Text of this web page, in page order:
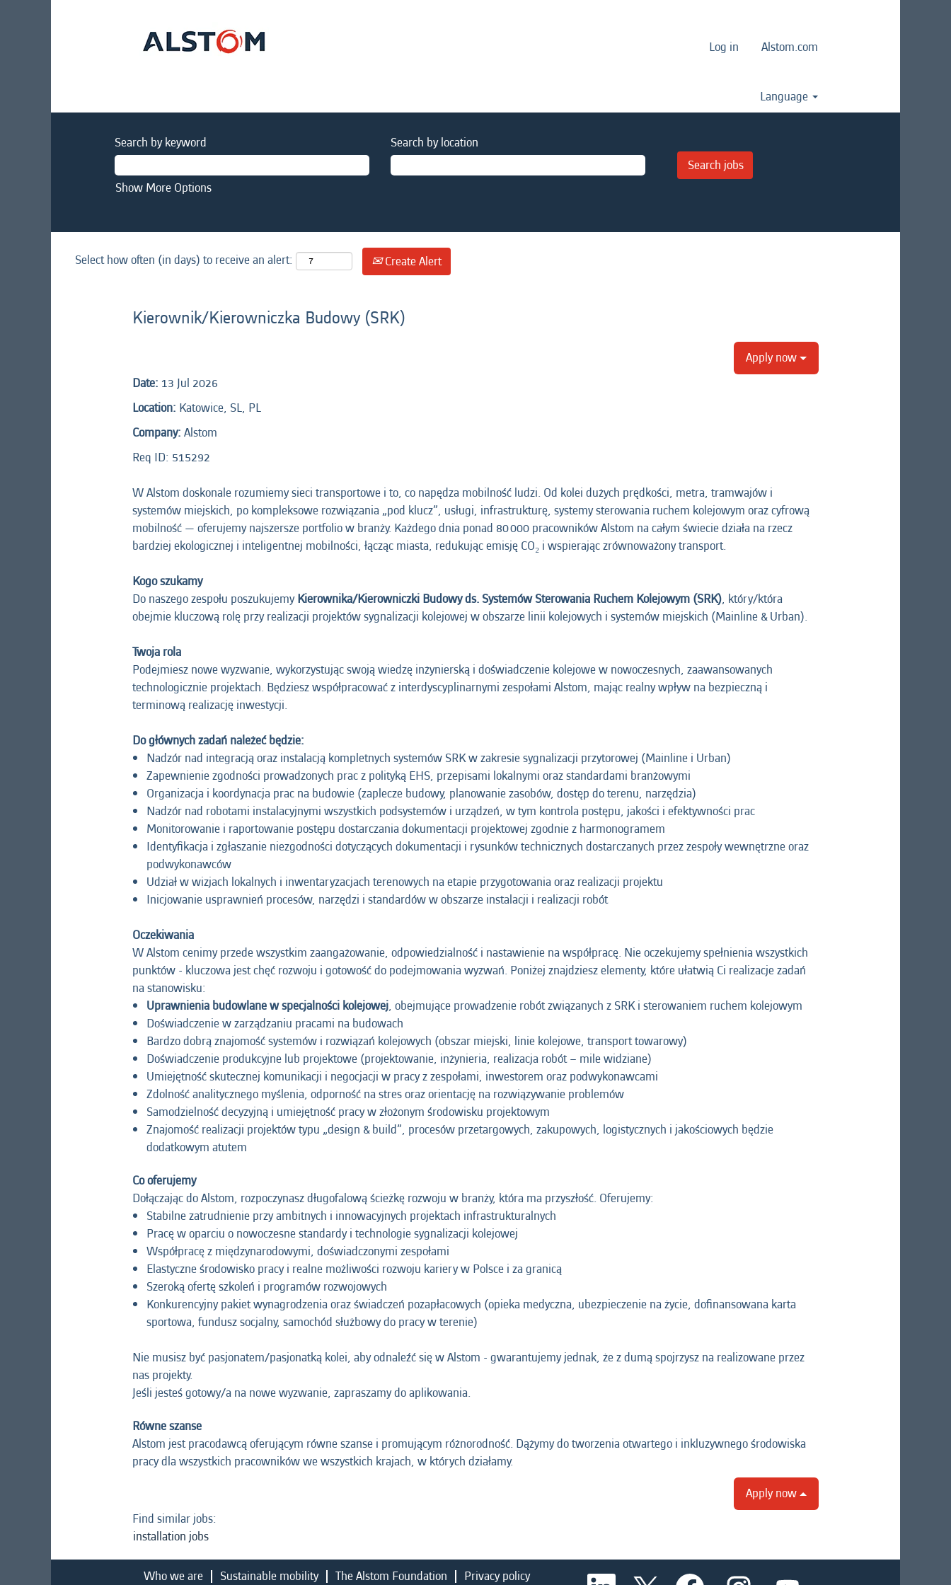
Log in Alstom.com
Language
Search by keyword Search by location
Show More Options
Select how often (in days) to receive an alert: Create Alert
Kierownik/Kierowniczka Budowy (SRK)
Apply now
Date: 13 Jul 2026
Location: Katowice, SL, PL
Company: Alstom
Req ID: 515292
W Alstom doskonale rozumiemy sieci transportowe i to, co napędza mobilność ludzi. Od kolei dużych prędkości, metra, tramwajów i
systemów miejskich, po kompleksowe rozwiązania „pod klucz”, usługi, infrastrukturę, systemy sterowania ruchem kolejowym oraz cyfrową
mobilność — oferujemy najszersze portfolio w branży. Każdego dnia ponad 80 000 pracowników Alstom na całym świecie działa na rzecz
bardziej ekologicznej i inteligentnej mobilności, łącząc miasta, redukując emisję CO₂ i wspierając zrównoważony transport.
Kogo szukamy
Do naszego zespołu poszukujemyKierownika/Kierowniczki Budowy ds. Systemów Sterowania Ruchem Kolejowym (SRK), który/która
obejmie kluczową rolę przy realizacji projektów sygnalizacji kolejowej w obszarze linii kolejowych i systemów miejskich (Mainline & Urban).
Twoja rola
Podejmiesz nowe wyzwanie, wykorzystując swoją wiedzę inżynierską i doświadczenie kolejowe w nowoczesnych, zaawansowanych
technologicznie projektach. Będziesz współpracować z interdyscyplinarnymi zespołami Alstom, mając realny wpływ na bezpieczną i
terminową realizację inwestycji.
Do głównych zadań należeć będzie:
Nadzór nad integracją oraz instalacją kompletnych systemów SRK w zakresie sygnalizacji przytorowej (Mainline i Urban)
Zapewnienie zgodności prowadzonych prac z polityką EHS, przepisami lokalnymi oraz standardami branżowymi
Organizacja i koordynacja prac na budowie (zaplecze budowy, planowanie zasobów, dostęp do terenu, narzędzia)
Nadzór nad robotami instalacyjnymi wszystkich podsystemów i urządzeń, w tym kontrola postępu, jakości i efektywności prac
Monitorowanie i raportowanie postępu dostarczania dokumentacji projektowej zgodnie z harmonogramem
Identyfikacja i zgłaszanie niezgodności dotyczących dokumentacji i rysunków technicznych dostarczanych przez zespoły wewnętrzne oraz
podwykonawców
Udział w wizjach lokalnych i inwentaryzacjach terenowych na etapie przygotowania oraz realizacji projektu
Inicjowanie usprawnień procesów, narzędzi i standardów w obszarze instalacji i realizacji robót
Oczekiwania
W Alstom cenimy przede wszystkim zaangażowanie, odpowiedzialność i nastawienie na współpracę. Nie oczekujemy spełnienia wszystkich
punktów - kluczowa jest chęć rozwoju i gotowość do podejmowania wyzwań. Poniżej znajdziesz elementy, które ułatwią Ci realizacje zadań
na stanowisku:
Uprawnienia budowlane w specjalności kolejowej, obejmujące prowadzenie robót związanych z SRK i sterowaniem ruchem kolejowym
Doświadczenie w zarządzaniu pracami na budowach
Bardzo dobrą znajomość systemów i rozwiązań kolejowych (obszar miejski, linie kolejowe, transport towarowy)
Doświadczenie produkcyjne lub projektowe (projektowanie, inżynieria, realizacja robót – mile widziane)
Umiejętność skutecznej komunikacji i negocjacji w pracy z zespołami, inwestorem oraz podwykonawcami
Zdolność analitycznego myślenia, odporność na stres oraz orientację na rozwiązywanie problemów
Samodzielność decyzyjną i umiejętność pracy w złożonym środowisku projektowym
Znajomość realizacji projektów typu „design & build”, procesów przetargowych, zakupowych, logistycznych i jakościowych będzie
dodatkowym atutem
Co oferujemy
Dołączając do Alstom, rozpoczynasz długofalową ścieżkę rozwoju w branży, która ma przyszłość. Oferujemy:
Stabilne zatrudnienie przy ambitnych i innowacyjnych projektach infrastrukturalnych
Pracę w oparciu o nowoczesne standardy i technologie sygnalizacji kolejowej
Współpracę z międzynarodowymi, doświadczonymi zespołami
Elastyczne środowisko pracy i realne możliwości rozwoju kariery w Polsce i za granicą
Szeroką ofertę szkoleń i programów rozwojowych
Konkurencyjny pakiet wynagrodzenia oraz świadczeń pozapłacowych (opieka medyczna, ubezpieczenie na życie, dofinansowana karta
sportowa, fundusz socjalny, samochód służbowy do pracy w terenie)
Nie musisz być pasjonatem/pasjonatką kolei, aby odnaleźć się w Alstom - gwarantujemy jednak, że z dumą spojrzysz na realizowane przez
nas projekty.
Jeśli jesteś gotowy/a na nowe wyzwanie, zapraszamy do aplikowania.
Równe szanse
Alstom jest pracodawcą oferującym równe szanse i promującym różnorodność. Dążymy do tworzenia otwartego i inkluzywnego środowiska
pracy dla wszystkich pracowników we wszystkich krajach, w których działamy.
Apply now
Find similar jobs:
installation jobs
Who we are Sustainable mobility The Alstom Foundation Privacy policy O O O O